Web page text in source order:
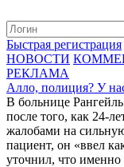
Быстрая регистрация
НОВОСТИ
РЕКЛАМА
Алло, полиция? У
В больнице
после того, как 24-
жалобами на
пациент, он «ввел
уточнил, что именно